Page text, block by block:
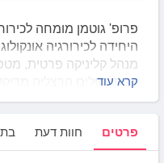
פרופ' גוטמן מומחה
היחידה לכירורגיה
מנהל קליניקה פרטית,
בבתי חולים הרצליה
מבצע מחקרים רבים
המקצועית, וכן, זכה
המחקריים.
קרא עוד
פרטים חוות דעת